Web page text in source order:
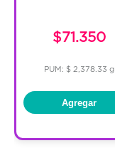
$71.350
PUM: $ 2,378.33 g
Agregar